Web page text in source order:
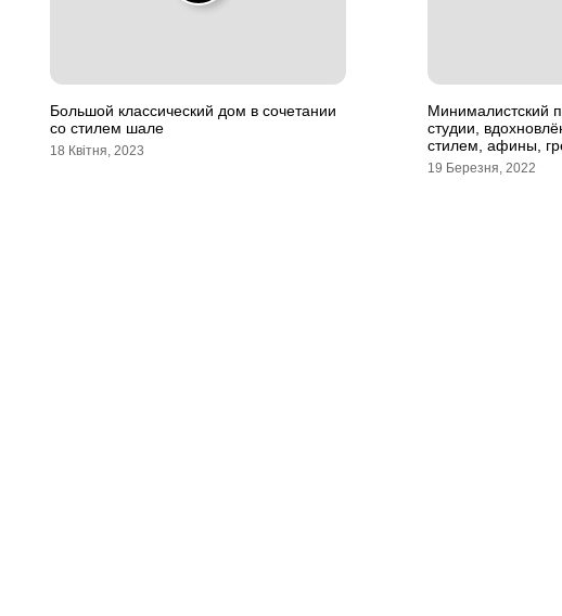
Большой классический дом в сочетании
со стилем шале
18 Квітня, 2023
Минималистский
студии,
стилем, афины,
19 Березня, 2022